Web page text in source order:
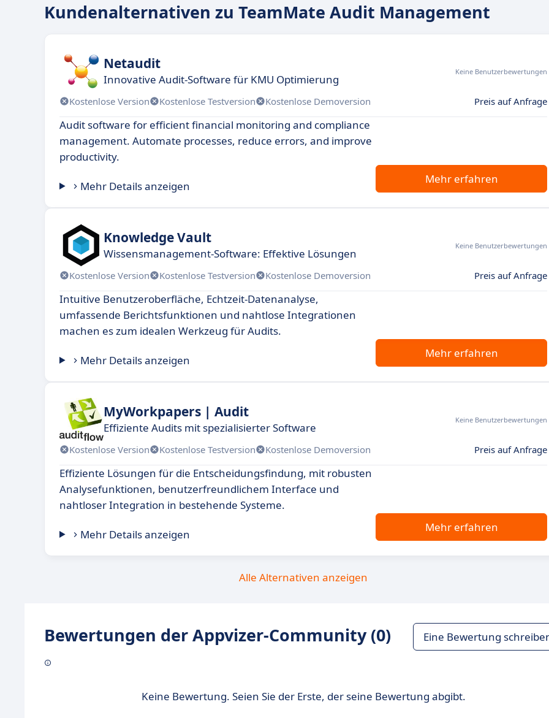
Kundenalternativen zu TeamMate Audit Management
Netaudit
Innovative Audit-Software für KMU Optimierung
Keine Benutzerbewertungen
Kostenlose Version Kostenlose Testversion Kostenlose Demoversion Preis auf Anfrage
Audit software for efficient financial monitoring and compliance
management. Automate processes, reduce errors, and improve
productivity.
Mehr Details anzeigen
Mehr erfahren
Knowledge Vault
Wissensmanagement-Software: Effektive Lösungen
Keine Benutzerbewertungen
Kostenlose Version Kostenlose Testversion Kostenlose Demoversion Preis auf Anfrage
Intuitive Benutzeroberfläche, Echtzeit-Datenanalyse,
umfassende Berichtsfunktionen und nahtlose Integrationen
machen es zum idealen Werkzeug für Audits.
Mehr Details anzeigen
Mehr erfahren
MyWorkpapers | Audit
Effiziente Audits mit spezialisierter Software
Keine Benutzerbewertungen
Kostenlose Version Kostenlose Testversion Kostenlose Demoversion Preis auf Anfrage
Effiziente Lösungen für die Entscheidungsfindung, mit robusten
Analysefunktionen, benutzerfreundlichem Interface und
nahtloser Integration in bestehende Systeme.
Mehr Details anzeigen
Mehr erfahren
Alle Alternativen anzeigen
Bewertungen der Appvizer-Community (0) Eine Bewertung
Keine Bewertung. Seien Sie der Erste, der seine Bewertung abgibt.